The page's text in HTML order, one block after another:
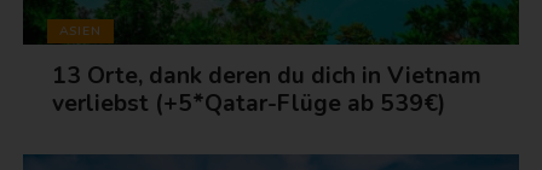
ASIEN
13 Orte, dank deren du dich in Vietnam
verliebst (+5*Qatar-Flüge ab 539€)